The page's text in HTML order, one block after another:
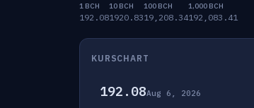
1 BCH
192.08
10 BCH
1920.83
100 BCH
19,208.34
1,000 BCH
192,083.41
KURSCHART
192.08Aug 6, 2026